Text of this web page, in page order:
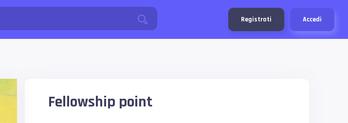
Registrati Accedi
Fellowship point